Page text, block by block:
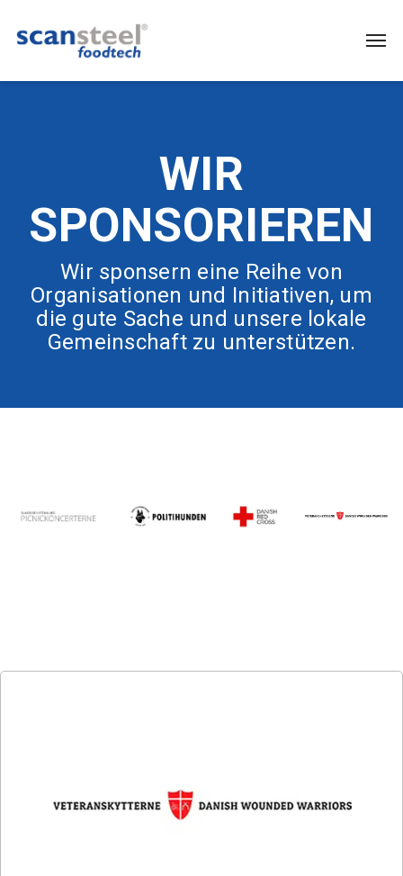
WIR
SPONSORIEREN
Wir sponsern eine Reihe von
Organisationen und Initiativen, um
die gute Sache und unsere lokale
Gemeinschaft zu unterstützen.